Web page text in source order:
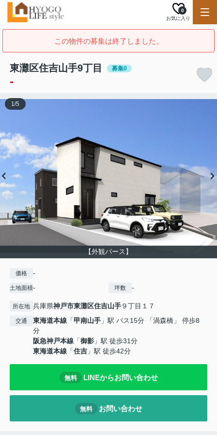
お気に入り
0
この物件の募集は終了しました。
東灘区住吉山手9丁目 募集0
-
【外観パース】
1/5
価格 -
土地面積- 坪数 -
所在地 兵庫県神戸市東灘区住吉山手９丁目１７
交通 東海道本線 「甲南山手 」駅 バス15分 「渦森橋」 停歩8
分
阪急神戸本線 「御影 」駅 徒歩31分
東海道本線 「住吉 」駅 徒歩42分
無料 LINEからお問い合わせ
無料 お問い合わせ